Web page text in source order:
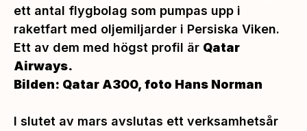
ett antal flygbolag som pumpas upp i
raketfart med oljemiljarder i Persiska Viken.
Ett av dem med högst profil är Qatar
Airways.
Bilden: Qatar A300, foto Hans Norman
I slutet av mars avslutas ett verksamhetsår